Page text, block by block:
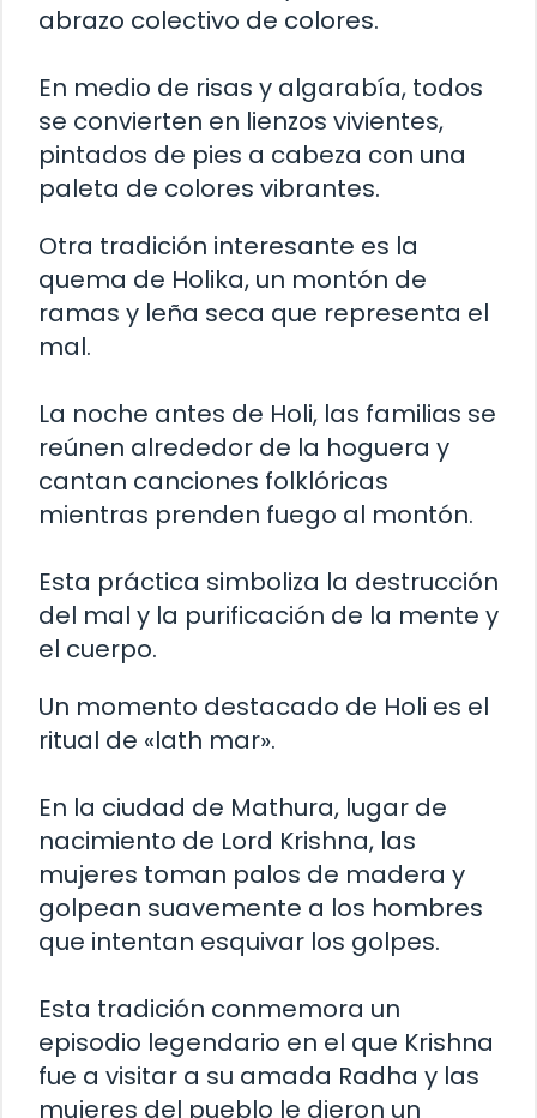
abrazo colectivo de colores.
En medio de risas y algarabía, todos
se convierten en lienzos vivientes,
pintados de pies a cabeza con una
paleta de colores vibrantes.
Otra tradición interesante es la
quema de Holika, un montón de
ramas y leña seca que representa el
mal.
La noche antes de Holi, las familias se
reúnen alrededor de la hoguera y
cantan canciones folklóricas
mientras prenden fuego al montón.
Esta práctica simboliza la destrucción
del mal y la purificación de la mente y
el cuerpo.
Un momento destacado de Holi es el
ritual de «lath mar».
En la ciudad de Mathura, lugar de
nacimiento de Lord Krishna, las
mujeres toman palos de madera y
golpean suavemente a los hombres
que intentan esquivar los golpes.
Esta tradición conmemora un
episodio legendario en el que Krishna
fue a visitar a su amada Radha y las
mujeres del pueblo le dieron un